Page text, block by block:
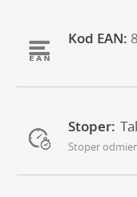
Kod EAN:
Stoper:
Stoper